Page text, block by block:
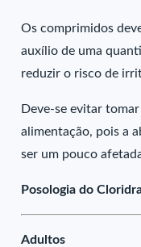
Os comprimidos
auxílio de uma
reduzir o risco de
Deve-se evitar
alimentação, pois a
ser um pouco
Posologia do
Adultos